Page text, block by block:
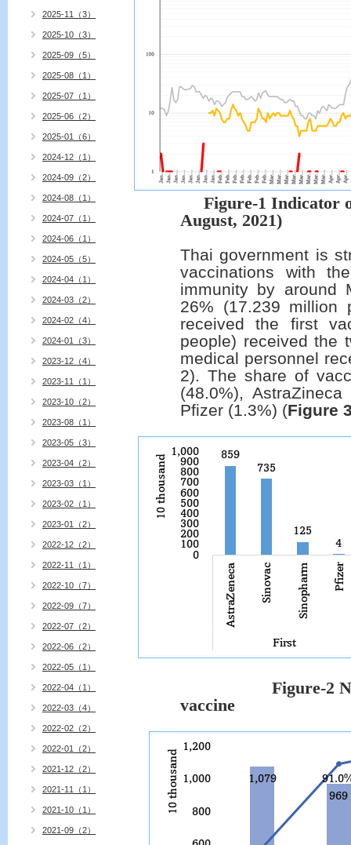
Figure-1 Indicator
August, 2021)
Thai government is
vaccinations with
immunity by around
26% (17.239 million
received the first
people) received the
medical personnel
2). The share of
(48.0%),
Pfizer (1.3%) (Figure
Figure-2
vaccine
2025-11（3）
2025-10（3）
2025-09（5）
2025-08（1）
2025-07（1）
2025-06（2）
2025-01（6）
2024-12（1）
2024-09（2）
2024-08（1）
2024-07（1）
2024-06（1）
2024-05（5）
2024-04（1）
2024-03（2）
2024-02（4）
2024-01（3）
2023-12（4）
2023-11（1）
2023-10（2）
2023-08（1）
2023-05（3）
2023-04（2）
2023-03（1）
2023-02（1）
2023-01（2）
2022-12（2）
2022-11（1）
2022-10（7）
2022-09（7）
2022-07（2）
2022-06（2）
2022-05（1）
2022-04（1）
2022-03（4）
2022-02（2）
2022-01（2）
2021-12（2）
2021-11（1）
2021-10（1）
2021-09（2）